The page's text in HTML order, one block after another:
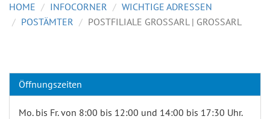
HOME INFOCORNER
WICHTIGE ADRESSEN
POSTÄMTER
POSTFILIALE GROSSARL | GROSSARL
Öffnungszeiten
Mo. bis Fr. von 8:00 bis 12:00 und 14:00 bis 17:30 Uhr.